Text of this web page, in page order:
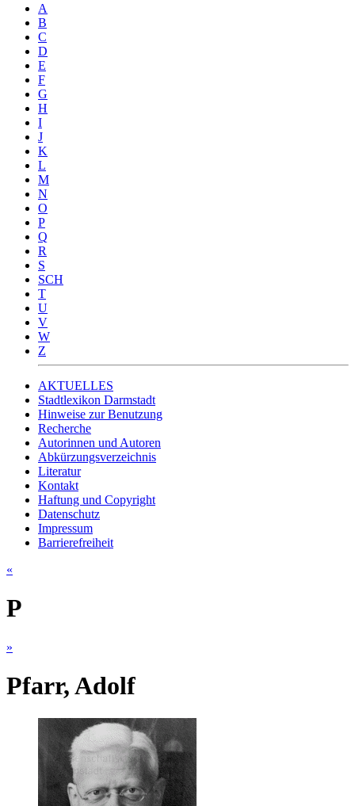
A
B
C
D
E
F
G
H
I
J
K
L
M
N
O
P
Q
R
S
SCH
T
U
V
W
Z
AKTUELLES
Stadtlexikon Darmstadt
Hinweise zur Benutzung
Recherche
Autorinnen und Autoren
Abkürzungsverzeichnis
Literatur
Kontakt
Haftung und Copyright
Datenschutz
Impressum
Barrierefreiheit
«
P
»
Pfarr, Adolf